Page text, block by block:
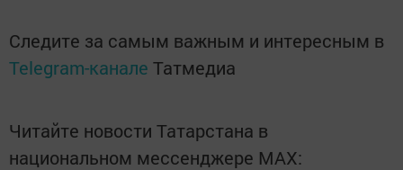
Следите за самым важным и интересным в
Telegram-канале Татмедиа
Читайте новости Татарстана в
национальном мессенджере MАХ: